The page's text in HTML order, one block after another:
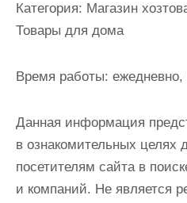
Категория: Магазин
Товары для дома
Время работы: ежедневно,
Данная информация
в ознакомительных целях
посетителям сайта в
и компаний. Не является